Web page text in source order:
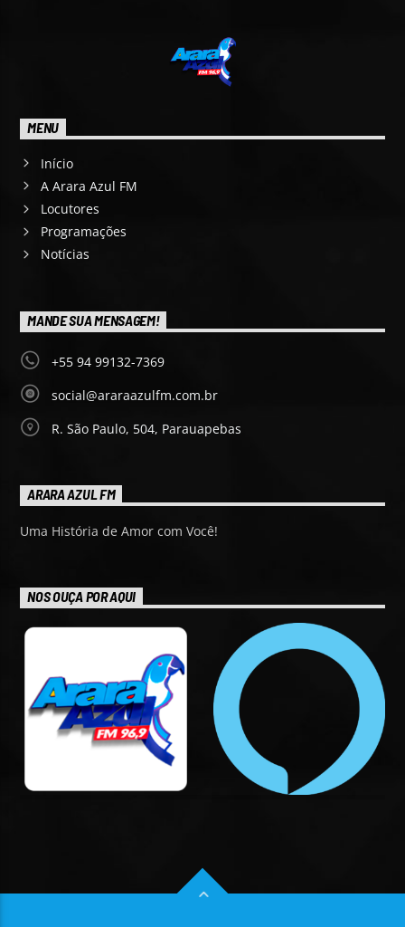
MENU
Início
A Arara Azul FM
Locutores
Programações
Notícias
MANDE SUA MENSAGEM!
+55 94 99132-7369
social@araraazulfm.com.br
R. São Paulo, 504, Parauapebas
ARARA AZUL FM
Uma História de Amor com Você!
NOS OUÇA POR AQUI